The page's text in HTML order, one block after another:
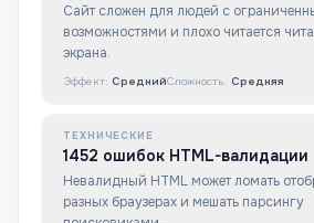
Сайт сложен для людей с
возможностями и плохо читается
экрана.
Эффект: СреднийСложность: Средняя
ТЕХНИЧЕСКИЕ
1452 ошибок HTML-валидации
Невалидный HTML может ломать
разных браузерах и мешать парсингу